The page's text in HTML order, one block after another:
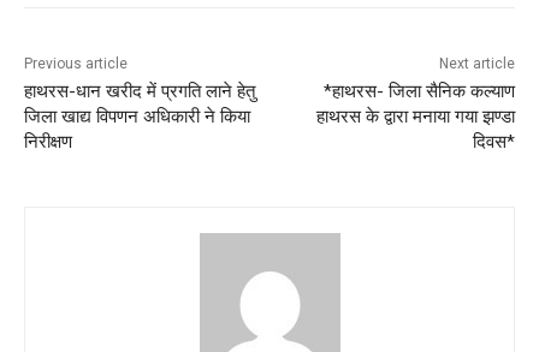
Previous article
हाथरस-धान खरीद में प्रगति लाने हेतु
जिला खाद्य विपणन अधिकारी ने किया
निरीक्षण
Next article
*हाथरस- जिला सैनिक कल्याण
हाथरस के द्वारा मनाया गया झण्डा
दिवस*